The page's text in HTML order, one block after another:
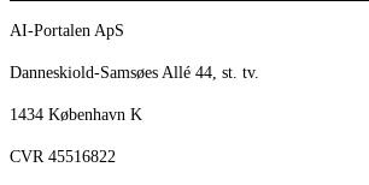
AI-Portalen ApS
Danneskiold-Samsøes Allé 44, st. tv.
1434 København K
CVR 45516822